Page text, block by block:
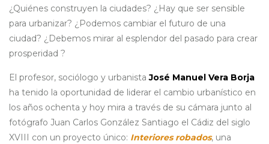
¿Quiénes construyen la ciudades? ¿Hay que ser sensible
para urbanizar? ¿Podemos cambiar el futuro de una
ciudad? ¿Debemos mirar al esplendor del pasado para crear
prosperidad ?
El profesor, sociólogo y urbanistaJosé Manuel Vera Borja
ha tenido la oportunidad de liderar el cambio urbanístico en
los años ochenta y hoy mira a través de su cámara junto al
fotógrafo Juan Carlos González Santiago el Cádiz del siglo
XVIII con un proyecto único: Interiores robados, una